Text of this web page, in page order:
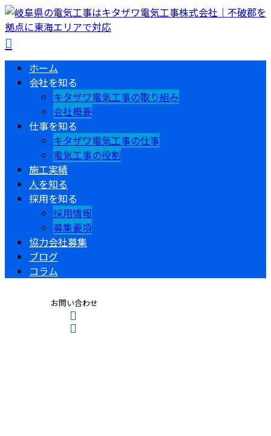
ホーム
会社を知る
キタザワ電気工事の取り組み
会社概要
仕事を知る
キタザワ電気工事の仕事
電気工事の役割
施工実績
人を知る
採用を知る
採用情報
募集要項
協力会社募集
ブログ
コラム
お問い合わせ